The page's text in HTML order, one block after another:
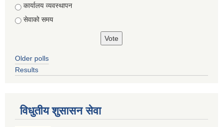
कार्यालय व्यवस्थापन
सेवाको समय
Older polls
Results
विधुतीय शुसासन सेवा